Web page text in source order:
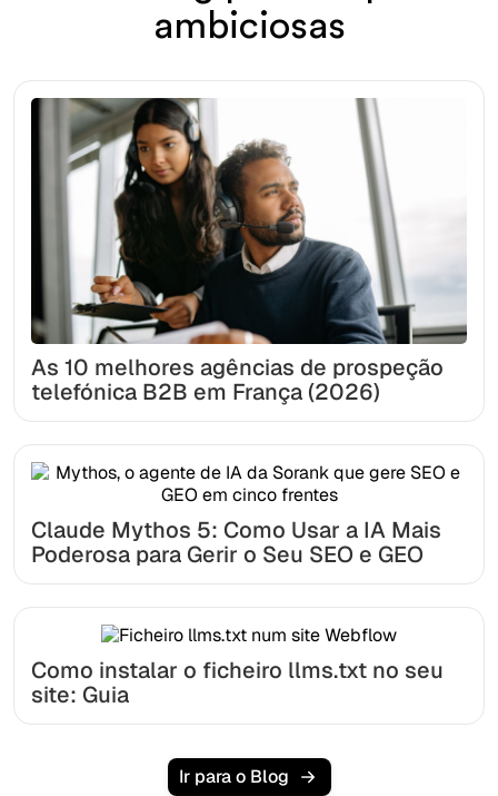
ambiciosas
As 10 melhores agências de prospeção
telefónica B2B em França (2026)
Claude Mythos 5: Como Usar a IA Mais
Poderosa para Gerir o Seu SEO e GEO
Como instalar o ficheiro llms.txt no seu
site: Guia
Ir para o Blog